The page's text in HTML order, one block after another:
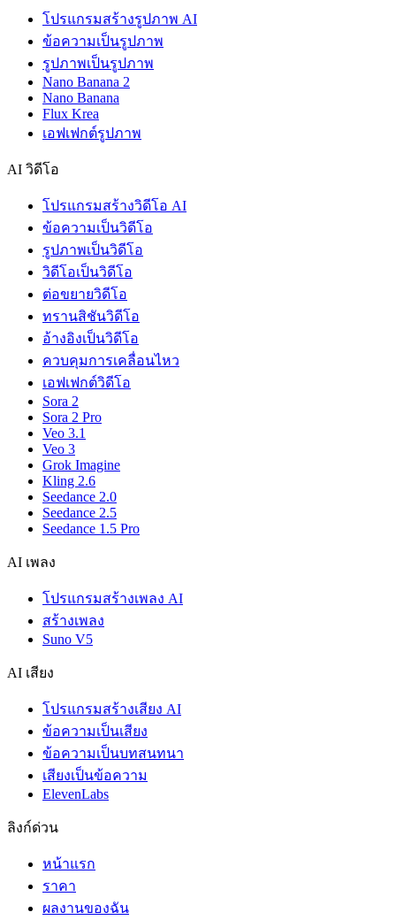
โปรแกรมสร้างรูปภาพ AI
ข้อความเป็นรูปภาพ
รูปภาพเป็นรูปภาพ
Nano Banana 2
Nano Banana
Flux Krea
เอฟเฟกต์รูปภาพ
AI วิดีโอ
โปรแกรมสร้างวิดีโอ AI
ข้อความเป็นวิดีโอ
รูปภาพเป็นวิดีโอ
วิดีโอเป็นวิดีโอ
ต่อขยายวิดีโอ
ทรานสิชันวิดีโอ
อ้างอิงเป็นวิดีโอ
ควบคุมการเคลื่อนไหว
เอฟเฟกต์วิดีโอ
Sora 2
Sora 2 Pro
Veo 3.1
Veo 3
Grok Imagine
Kling 2.6
Seedance 2.0
Seedance 2.5
Seedance 1.5 Pro
AI เพลง
โปรแกรมสร้างเพลง AI
สร้างเพลง
Suno V5
AI เสียง
โปรแกรมสร้างเสียง AI
ข้อความเป็นเสียง
ข้อความเป็นบทสนทนา
เสียงเป็นข้อความ
ElevenLabs
ลิงก์ด่วน
หน้าแรก
ราคา
ผลงานของฉัน